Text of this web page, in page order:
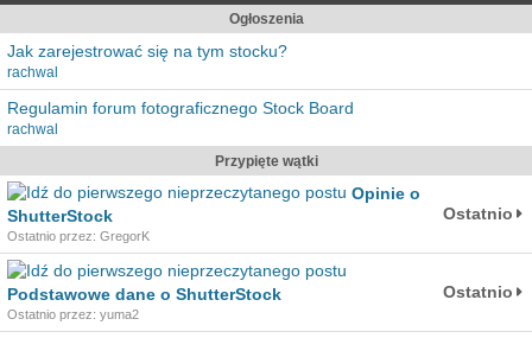
Ogłoszenia
Jak zarejestrować się na tym stocku?
rachwal
Regulamin forum fotograficznego Stock Board
rachwal
Przypięte wątki
Opinie o
ShutterStock
Ostatnio przez: GregorK
Ostatnio
Podstawowe dane o ShutterStock
Ostatnio przez: yuma2
Ostatnio